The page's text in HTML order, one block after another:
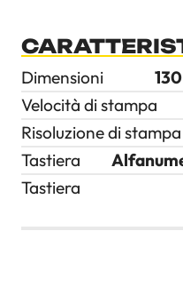
Dimensioni
Velocità di stampa
Risoluzione di stampa
Tastiera
Tastiera